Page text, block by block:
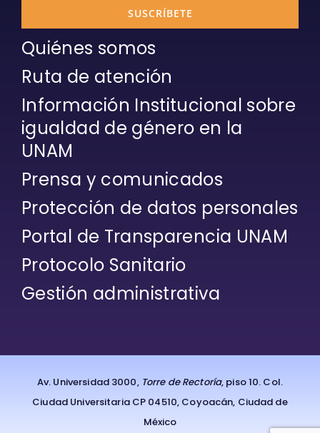
SUSCRÍBETE
Quiénes somos
Ruta de atención
Información Institucional sobre
igualdad de género en la
UNAM
Prensa y comunicados
Protección de datos personales
Portal de Transparencia UNAM
Protocolo Sanitario
Gestión administrativa
Av. Universidad 3000, Torre de Rectoría, piso 10. Col.
Ciudad Universitaria CP 04510, Coyoacán, Ciudad de
México